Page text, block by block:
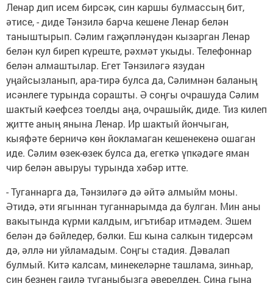
Ленар дип исем бирсәк, син каршы булмассың бит,
әтисе, - диде Тәнзилә барча кешене Ленар белән
таныштырып. Сәлим гаҗәпләнүдән кызарган Ленар
белән кул биреп күреште, рәхмәт укыды. Телефоннар
белән алмаштылар. Егет Тәнзиләгә язудан
уңайсызланып, ара-тирә булса да, Сәлимнән баланың
исәнлеге турында сорашты. Ә соңгы очрашуда Сәлим
шактый кәефсез тоелды аңа, очрашыйк, диде. Тиз килеп
җитте аның янына Ленар. Ир шактый йончыган,
кыяфәте берничә көн йокламаган кешенекенә ошаган
иде. Сәлим өзек-өзек булса да, егеткә үпкәдәге яман
чир белән авыруы турында хәбәр итте.
- Туганнарга да, Тәнзиләгә дә әйтә алмыйм моны.
Әтидә, әти ягыннан туганнарымда да булган. Мин аны
вакытында күрми калдым, игътибар итмәдем. Эшем
белән дә бәйледер, бәлки. Еш кына салкын тидерсәм
дә, әллә ни уйламадым. Соңгы стадия. Дәвалап
булмый. Китә калсам, минекеләрне ташлама, зинһар,
син безнең гаилә туганыбызга әверелдең. Сиңа гына